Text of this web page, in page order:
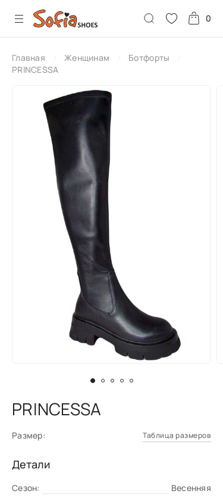
0
Главная Женщинам
Ботфорты
PRINCESSA
PRINCESSA
Размер: Таблица размеров
Детали
Сезон:
Весенняя